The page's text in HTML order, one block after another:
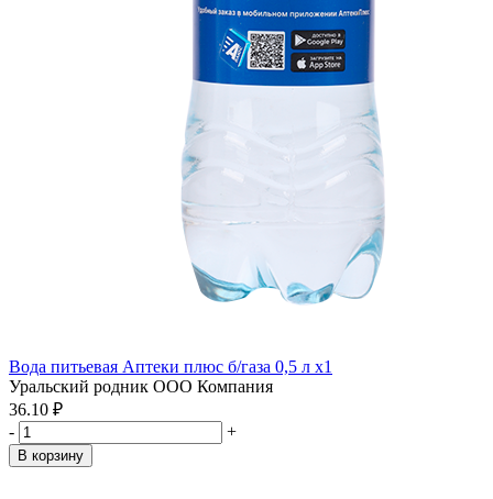
Вода питьевая Аптеки плюс б/газа 0,5 л x1
Уральский родник ООО Компания
36.10 ₽
-
+
В корзину